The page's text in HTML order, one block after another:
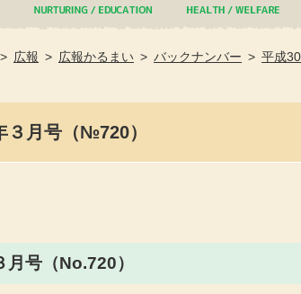
広報 広報かるまい バックナンバー 平成
３月号（№720）
月号（No.720）